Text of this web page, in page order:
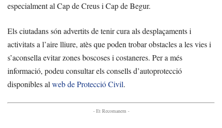
especialment al Cap de Creus i Cap de Begur.
Els ciutadans són advertits de tenir cura als desplaçaments i
activitats a l’aire lliure, atès que poden trobar obstacles a les vies i
s’aconsella evitar zones boscoses i costaneres. Per a més
informació, podeu consultar els consells d’autoprotecció
disponibles al web de Protecció Civil.
- Et Recomanem -